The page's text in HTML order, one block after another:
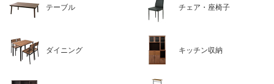
テーブル チェア・座椅子
ダイニング キッチン収納